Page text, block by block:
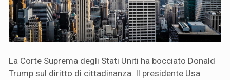
La Corte Suprema degli Stati Uniti ha bocciato Donald
Trump sul diritto di cittadinanza. Il presidente Usa